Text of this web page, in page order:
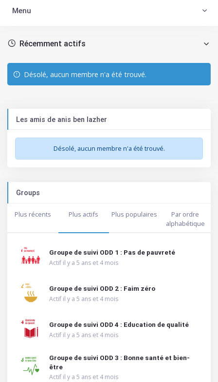
Menu
Trier par:
Mes
amis
Désolé, aucun membre n'a été trouvé.
Les amis de anis ben lazher
Désolé, aucun membre n'a été trouvé.
Groups
Plus récents Plus actifs Plus populaires
Par ordre
alphabétique
Groupe de suivi ODD 1 : Pas de pauvreté
Actif il y a 5 ans et 4 mois
Groupe de suivi ODD 2 : Faim zéro
Actif il y a 5 ans et 4 mois
Groupe de suivi ODD 4 : Education de qualité
Actif il y a 5 ans et 4 mois
Groupe de suivi ODD 3 : Bonne santé et bien-
être
Actif il y a 5 ans et 4 mois